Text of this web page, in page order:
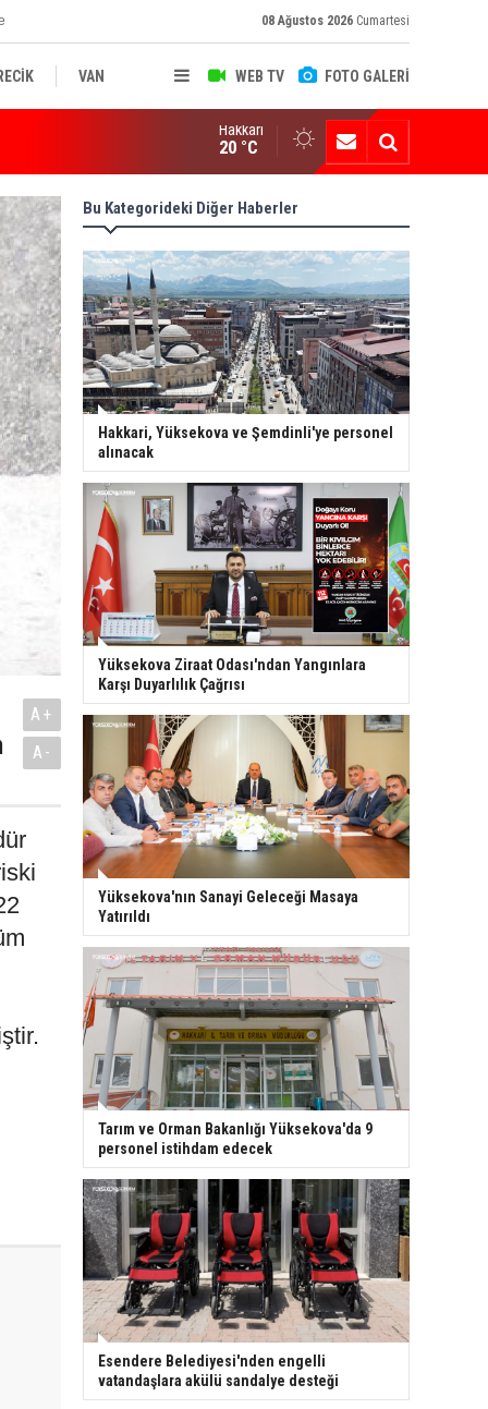
08 Ağustos 2026 Cumartesi
WEB TV FOTO GALERİ
VAN
Sanayi Geleceği Masaya Yatırıldı
Hakkari
20 °C
A+
A-
Bu Kategorideki Diğer Haberler
Hakkari, Yüksekova ve Şemdinli'ye personel
alınacak
Yüksekova Ziraat Odası'ndan Yangınlara
Karşı Duyarlılık Çağrısı
Yüksekova'nın Sanayi Geleceği Masaya
Yatırıldı
Tarım ve Orman Bakanlığı Yüksekova'da 9
personel istihdam edecek
Esendere Belediyesi'nden engelli
vatandaşlara akülü sandalye desteği